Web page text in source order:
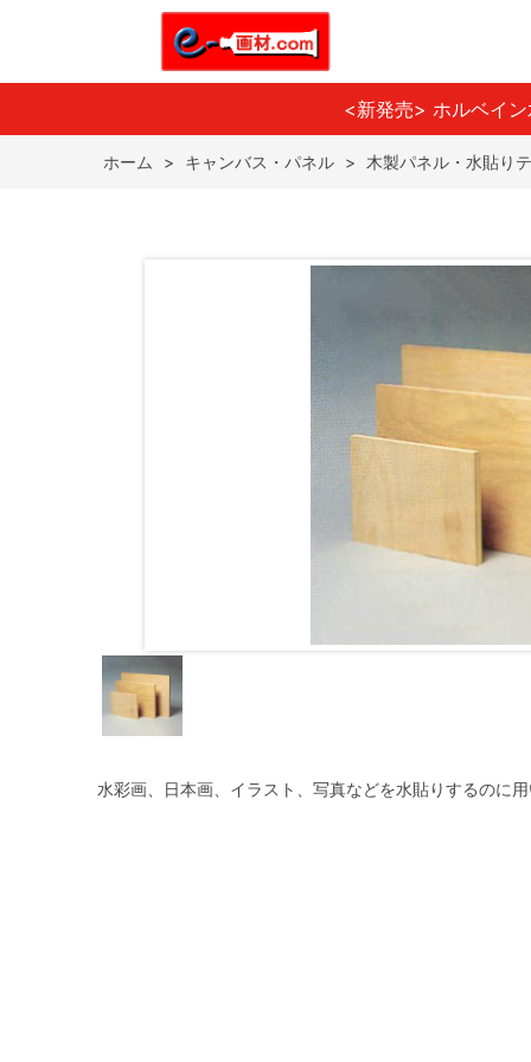
<新発売> ホルベイ
ホーム > キャンバス・パネル > 木製パネル・水貼り
水彩画、日本画、イラスト、写真などを水貼りするのに